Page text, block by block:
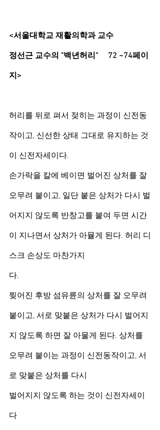
<서울대학교 재활의학과 교수
정선근 교수의 "백년허리"     72 ~74페이
지>
허리를 뒤로 펴서 젖히는 과정이 신전동
작이고, 신선한 상태 그대로 유지하는 것
이 신전자세이다.
손가락을 칼에 베이면 벌어진 상처를 잘
오무려 붙이고, 일단 붙은 상처가 다시 벌
어지지 않도록 반창고를 붙여 두면 시간
이 지나면서 상처가 아뮬게 된다. 허리 디
스크 손상도 마찬가지
다.
찢어진 후방 섬유륜의 상처를 잘 오무려
붙이고, 서로 맞붙은 상처가 다시 벌어지
지 않도록 하면 잘 아물게 된다. 상처를
오무려 붙이는 과정이 신전동작이고, 서
로 맞붙은 상처를 다시
벌어지지 않도록 하는 것이 신전자세이
다